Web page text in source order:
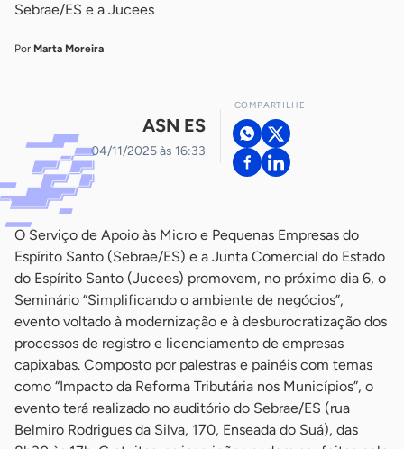
Sebrae/ES e a Jucees
Por Marta Moreira
ASN ES
04/11/2025 às 16:33
COMPARTILHE
O Serviço de Apoio às Micro e Pequenas Empresas do
Espírito Santo (Sebrae/ES) e a Junta Comercial do Estado
do Espírito Santo (Jucees) promovem, no próximo dia 6, o
Seminário “Simplificando o ambiente de negócios”,
evento voltado à modernização e à desburocratização dos
processos de registro e licenciamento de empresas
capixabas. Composto por palestras e painéis com temas
como “Impacto da Reforma Tributária nos Municípios”, o
evento terá realizado no auditório do Sebrae/ES (rua
Belmiro Rodrigues da Silva, 170, Enseada do Suá), das